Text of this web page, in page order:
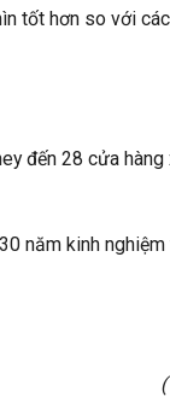
tốt hơn so với
đến 28 cửa hàng
năm kinh